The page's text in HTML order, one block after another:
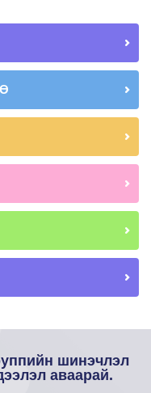
шинэчлэл
аваарай.